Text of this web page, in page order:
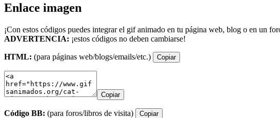
Enlace imagen
¡Con estos códigos puedes integrar el gif animado en tu página web, blog o en un
ADVERTENCIA: ¡estos códigos no deben cambiarse!
HTML: (para páginas web/blogs/emails/etc.) Copiar
Copiar
Código BB: (para foros/libros de visita) Copiar